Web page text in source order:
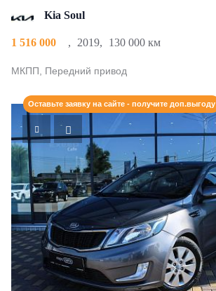
Kia Soul
1 516 000 , 2019, 130 000 км
МКПП, Передний привод
Оставьте заявку на сайте - получите доп.выгоду